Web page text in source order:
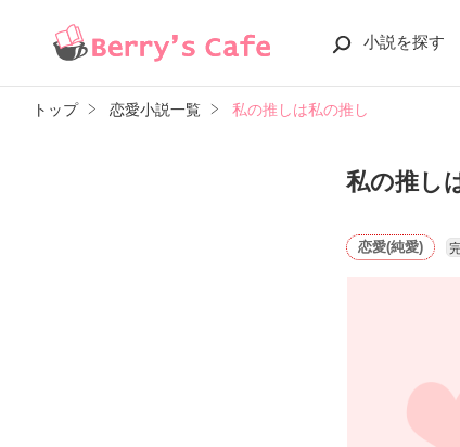
小説を探す
トップ 恋愛小説一覧 私の推しは私の推し
私の推し
恋愛(純愛)